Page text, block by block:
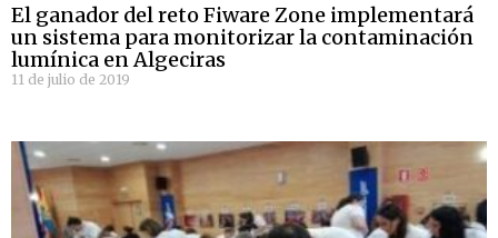
El ganador del reto Fiware Zone implementará
un sistema para monitorizar la contaminación
lumínica en Algeciras
11 de julio de 2019